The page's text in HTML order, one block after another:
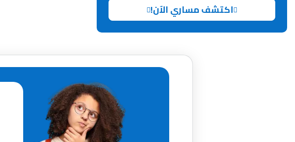
اكتشف مساري الآن!